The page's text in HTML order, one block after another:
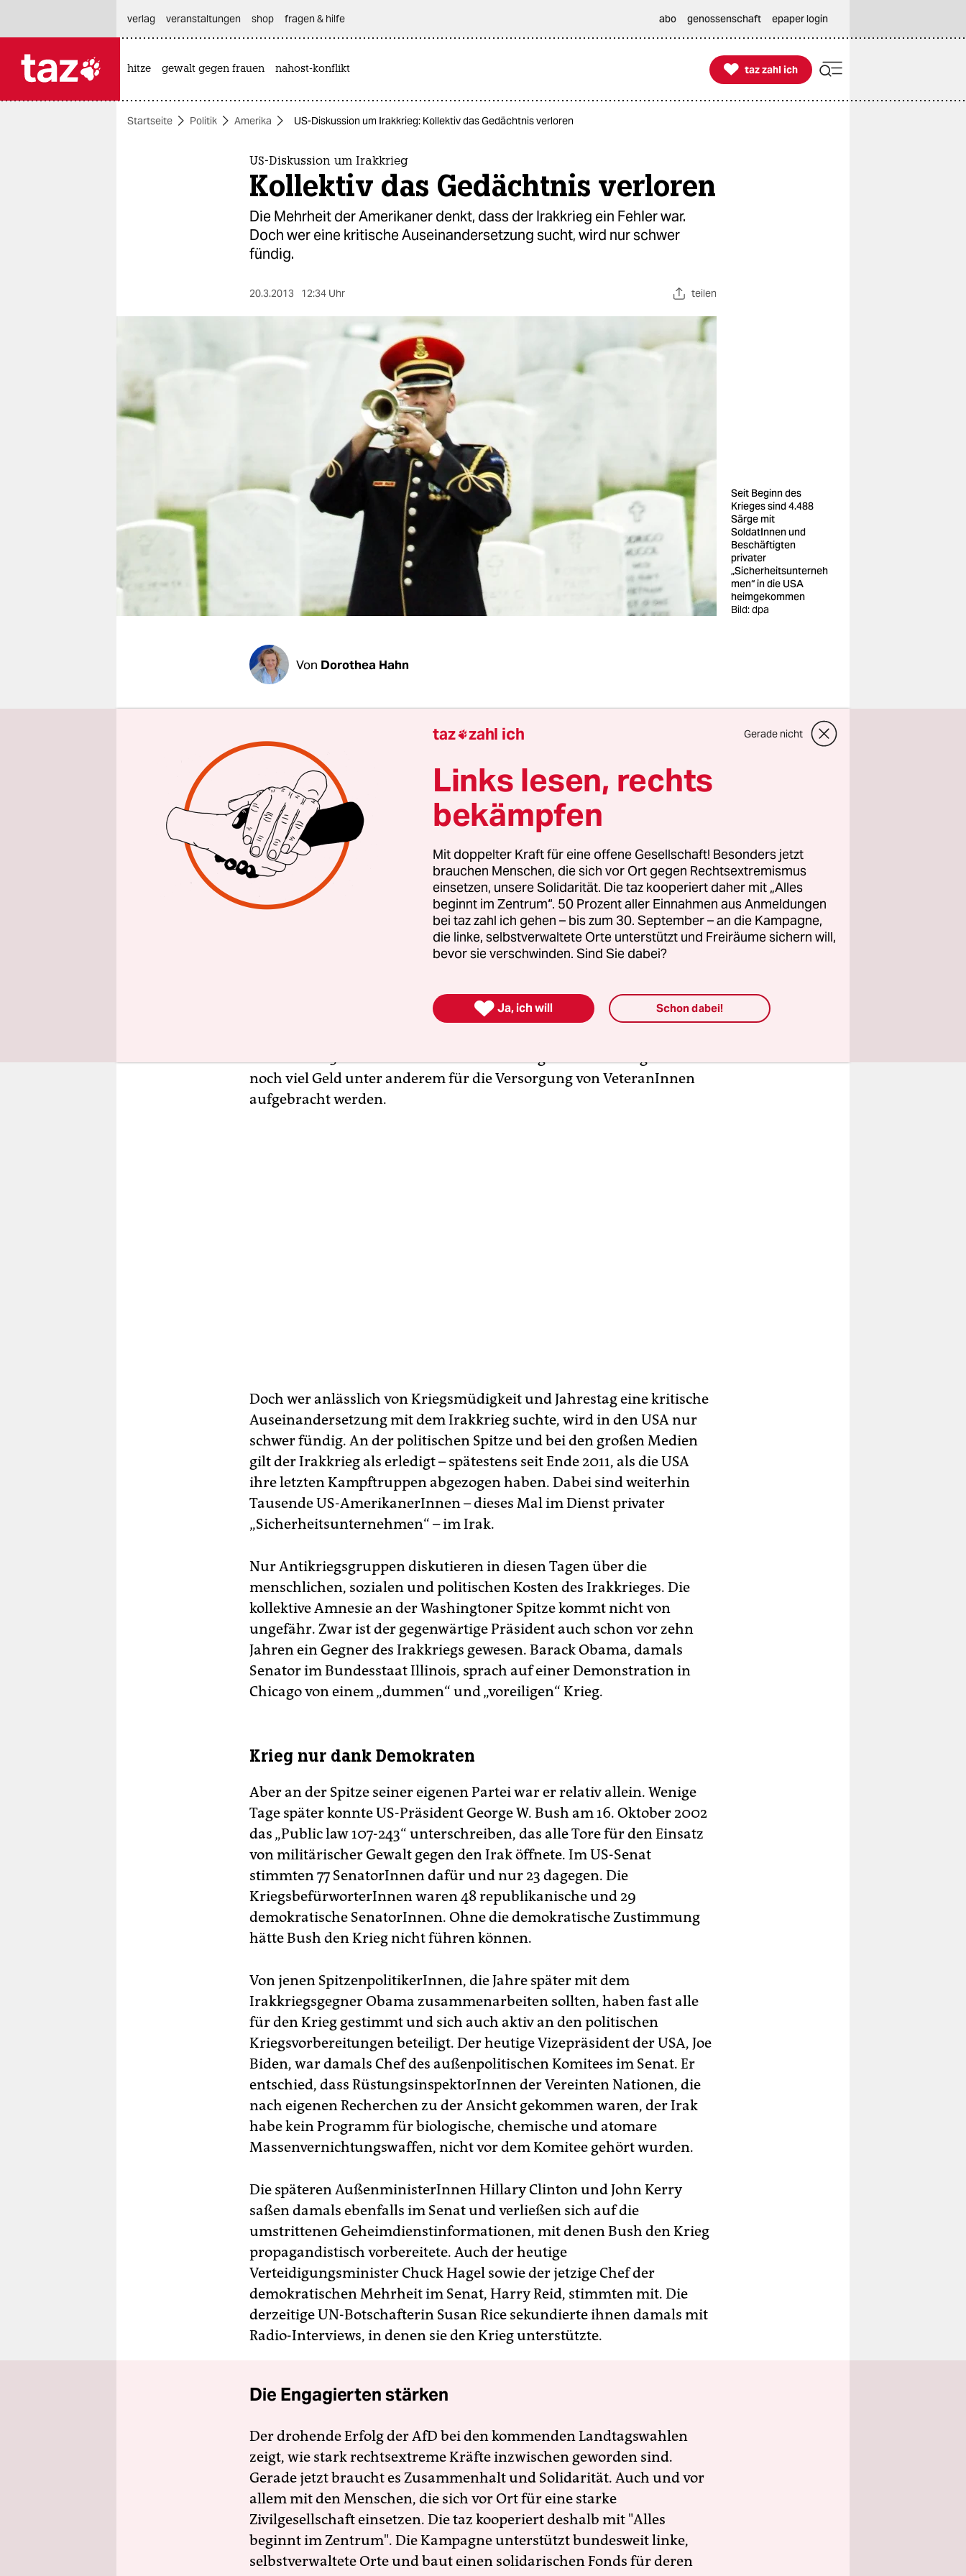
themen
wahrheit
verlag
fragen & hilfe
unterstützen
genossenschaft
verlag
veranstaltungen shop fragen & hilfe abo genossenschaft epaper login
hitze gewalt gegen frauen nahost-konflikt 
taz zahl ich
taz zahl ich
Startseite Politik Amerika US-Diskussion um Irakkrieg: Kollektiv das Gedächtnis verloren
US-Diskussion um Irakkrieg
Kollektiv das Gedächtnis verloren
Die Mehrheit der Amerikaner denkt, dass der Irakkrieg ein Fehler war.
Doch wer eine kritische Auseinandersetzung sucht, wird nur schwer
fündig.
20.3.2013 12:34 Uhr teilen
Seit Beginn des
Krieges sind 4.488
Särge mit
SoldatInnen und
Beschäftigten
privater
„Sicherheitsunterneh
men“ in die USA
heimgekommen
Bild: dpa
Von Dorothea Hahn
Zehn Jahre nach der Invasion des Irak ist die
Mehrheit der US-AmerikanerInnen längst überzeugt, dass dieser
Krieg ein Fehler war. Die Gründe sind vielfältig: So gab es – anders, als
damals behauptet – keine Massenvernichtungswaffen im Irak; die
angebliche Zusammenarbeit zwischen dem damaligen Regime in
Bagdad und al-Qaida war frei erfunden; seit Beginn des Krieges sind
4.488 Särge mit SoldatInnen und Beschäftigten privater
„Sicherheitsunternehmen“ in die USA heimgekommen.
Zudem sind nicht einmal die – erklärten und die unausgesprochenen –
Kriegsziele der damaligen US-Regierung erreicht worden. Weder ist der
Irak heute eine stabile Demokratie, noch ist er ein verlässlicher US-
schließlich: Das tiefe Loch im Staatshaushalt der USA wäre undenkbar
ohne die beiden Kriege. Allein der Irakkrieg hat bislang nach
noch viel Geld unter anderem für die Versorgung von VeteranInnen
aufgebracht werden.
Doch wer anlässlich von Kriegsmüdigkeit und Jahrestag eine kritische
Auseinandersetzung mit dem Irakkrieg suchte, wird in den USA nur
schwer fündig. An der politischen Spitze und bei den großen Medien
gilt der Irakkrieg als erledigt – spätestens seit Ende 2011, als die USA
ihre letzten Kampftruppen abgezogen haben. Dabei sind weiterhin
Tausende US-AmerikanerInnen – dieses Mal im Dienst privater
„Sicherheitsunternehmen“ – im Irak.
Nur Antikriegsgruppen diskutieren in diesen Tagen über die
menschlichen, sozialen und politischen Kosten des Irakkrieges. Die
kollektive Amnesie an der Washingtoner Spitze kommt nicht von
ungefähr. Zwar ist der gegenwärtige Präsident auch schon vor zehn
Jahren ein Gegner des Irakkriegs gewesen. Barack Obama, damals
Senator im Bundesstaat Illinois, sprach auf einer Demonstration in
Chicago von einem „dummen“ und „voreiligen“ Krieg.
Krieg nur dank Demokraten
Aber an der Spitze seiner eigenen Partei war er relativ allein. Wenige
Tage später konnte US-Präsident George W. Bush am 16. Oktober 2002
das „Public law 107-243“ unterschreiben, das alle Tore für den Einsatz
von militärischer Gewalt gegen den Irak öffnete. Im US-Senat
stimmten 77 SenatorInnen dafür und nur 23 dagegen. Die
KriegsbefürworterInnen waren 48 republikanische und 29
demokratische SenatorInnen. Ohne die demokratische Zustimmung
hätte Bush den Krieg nicht führen können.
Von jenen SpitzenpolitikerInnen, die Jahre später mit dem
Irakkriegsgegner Obama zusammenarbeiten sollten, haben fast alle
für den Krieg gestimmt und sich auch aktiv an den politischen
Kriegsvorbereitungen beteiligt. Der heutige Vizepräsident der USA, Joe
Biden, war damals Chef des außenpolitischen Komitees im Senat. Er
entschied, dass RüstungsinspektorInnen der Vereinten Nationen, die
nach eigenen Recherchen zu der Ansicht gekommen waren, der Irak
habe kein Programm für biologische, chemische und atomare
Massenvernichtungswaffen, nicht vor dem Komitee gehört wurden.
Die späteren AußenministerInnen Hillary Clinton und John Kerry
saßen damals ebenfalls im Senat und verließen sich auf die
umstrittenen Geheimdienstinformationen, mit denen Bush den Krieg
propagandistisch vorbereitete. Auch der heutige
Verteidigungsminister Chuck Hagel sowie der jetzige Chef der
demokratischen Mehrheit im Senat, Harry Reid, stimmten mit. Die
derzeitige UN-Botschafterin Susan Rice sekundierte ihnen damals mit
Radio-Interviews, in denen sie den Krieg unterstützte.
Die Engagierten stärken
Der drohende Erfolg der AfD bei den kommenden Landtagswahlen
zeigt, wie stark rechtsextreme Kräfte inzwischen geworden sind.
Gerade jetzt braucht es Zusammenhalt und Solidarität. Auch und vor
allem mit den Menschen, die sich vor Ort für eine starke
Zivilgesellschaft einsetzen. Die taz kooperiert deshalb mit "Alles
beginnt im Zentrum". Die Kampagne unterstützt bundesweit linke,
selbstverwaltete Orte und baut einen solidarischen Fonds für deren
taz zahl ich Gerade nicht
Links lesen, rechts
bekämpfen
Mit doppelter Kraft für eine offene Gesellschaft! Besonders jetzt
brauchen Menschen, die sich vor Ort gegen Rechtsextremismus
einsetzen, unsere Solidarität. Die taz kooperiert daher mit „Alles
beginnt im Zentrum“. 50 Prozent aller Einnahmen aus Anmeldungen
bei taz zahl ich gehen – bis zum 30. September – an die Kampagne,
die linke, selbstverwaltete Orte unterstützt und Freiräume sichern will,
bevor sie verschwinden. Sind Sie dabei?
 Ja, ich will Schon dabei!